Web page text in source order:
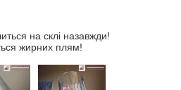
на склі назавжди!
жирних плям!